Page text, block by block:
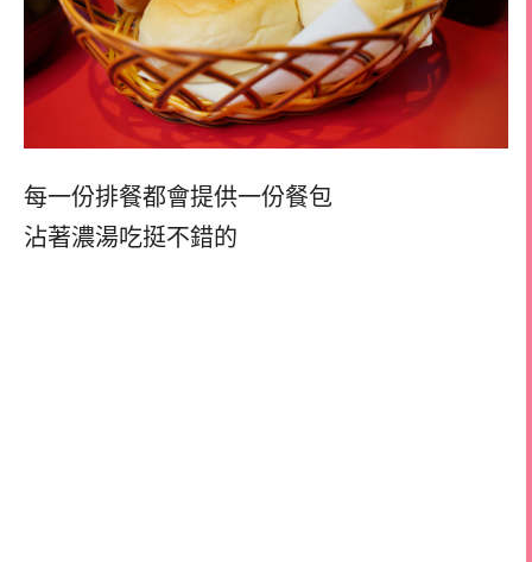
每一份排餐都會提供一份餐包
沾著濃湯吃挺不錯的